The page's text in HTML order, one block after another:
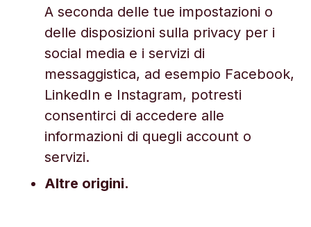
A seconda delle tue impostazioni o
delle disposizioni sulla privacy per i
social media e i servizi di
messaggistica, ad esempio Facebook,
LinkedIn e Instagram, potresti
consentirci di accedere alle
informazioni di quegli account o
servizi.
Altre origini.